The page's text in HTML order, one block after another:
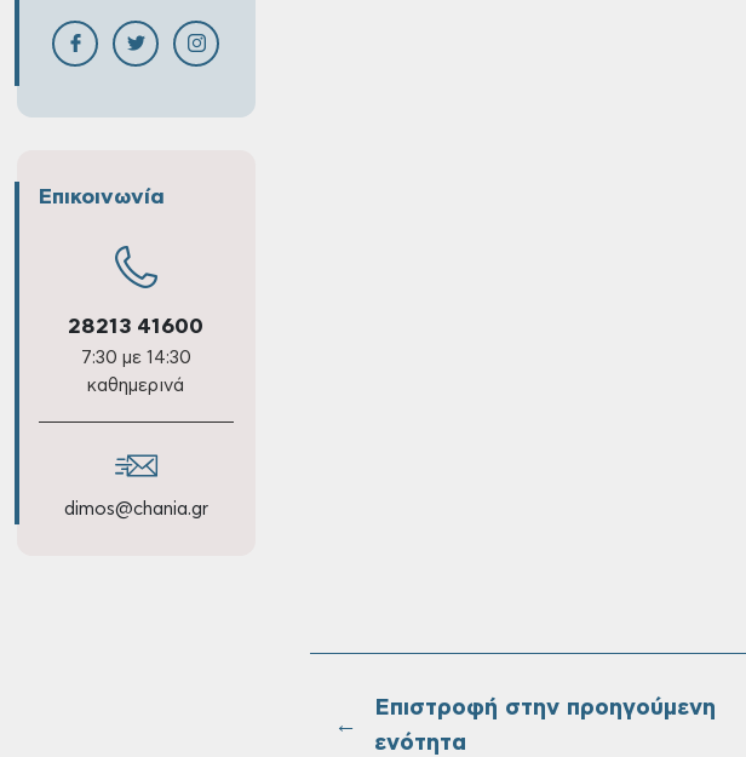
Επικοινωνία
28213 41600
7:30 με 14:30
καθημερινά
dimos@chania.gr
←
Επιστροφή στην προηγούμενη
ενότητα